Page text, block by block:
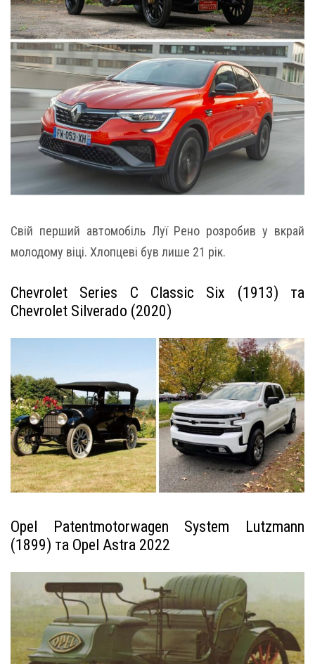
Свій перший автомобіль Луї Рено розробив у вкрай
молодому віці. Хлопцеві був лише 21 рік.
Chevrolet Series C Classic Six (1913) та
Chevrolet Silverado (2020)
Opel Patentmotorwagen System Lutzmann
(1899) та Opel Astra 2022